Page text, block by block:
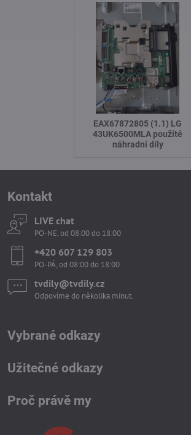
EAX67872805 (1.1) LG
43UK6500MLA použité
náhradní díly
Kontakt
LIVE chat
PO-NE, od 08:00 do 18:00
+420 607 129 803
PO-PÁ, od 08:00 do 18:00
tvdily​@tvdily​.cz
Odpovíme do několika minut.
Vybrané odkazy
Užitečné odkazy
Proč právě my